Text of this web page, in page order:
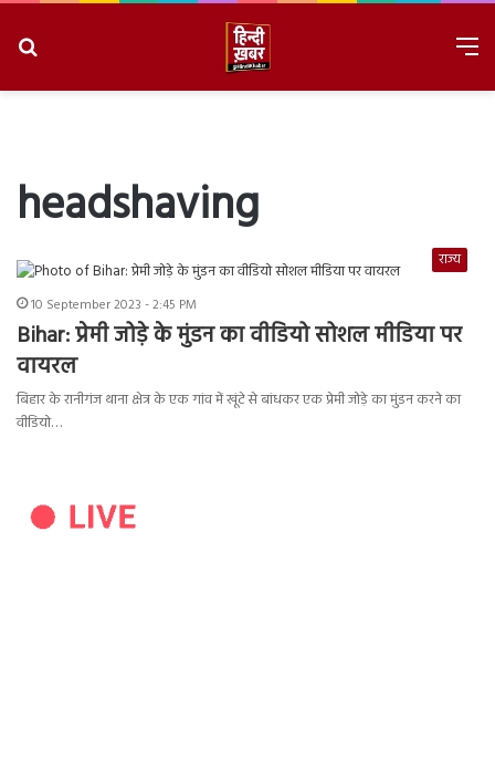
headshaving
राज्य
10 September 2023 - 2:45 PM
Bihar: प्रेमी जोड़े के मुंडन का वीडियो सोशल मीडिया पर
वायरल
बिहार के रानीगंज थाना क्षेत्र के एक गांव में खूंटे से बांधकर एक प्रेमी जोड़े का मुंडन करने का
वीडियो…